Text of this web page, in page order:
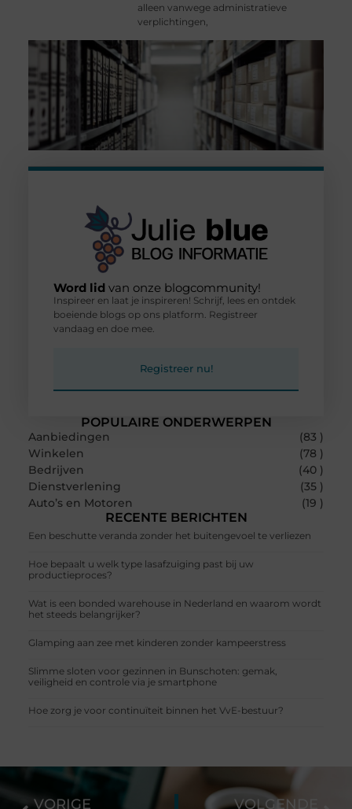
alleen vanwege administratieve
verplichtingen,
POPULAIRE ONDERWERPEN
Aanbiedingen
(83 )
Winkelen
(78 )
Bedrijven
(40 )
Dienstverlening
(35 )
Auto’s en Motoren
(19 )
RECENTE BERICHTEN
Een beschutte veranda zonder het buitengevoel te verliezen
Hoe bepaalt u welk type lasafzuiging past bij uw
productieproces?
Wat is een bonded warehouse in Nederland en waarom wordt
het steeds belangrijker?
Glamping aan zee met kinderen zonder kampeerstress
Slimme sloten voor gezinnen in Bunschoten: gemak,
veiligheid en controle via je smartphone
Hoe zorg je voor continuïteit binnen het VvE-bestuur?
Word lid van onze blogcommunity!
Inspireer en laat je inspireren! Schrijf, lees en ontdek
boeiende blogs op ons platform. Registreer
vandaag en doe mee.
Registreer nu!
VORIGE VOLGENDE